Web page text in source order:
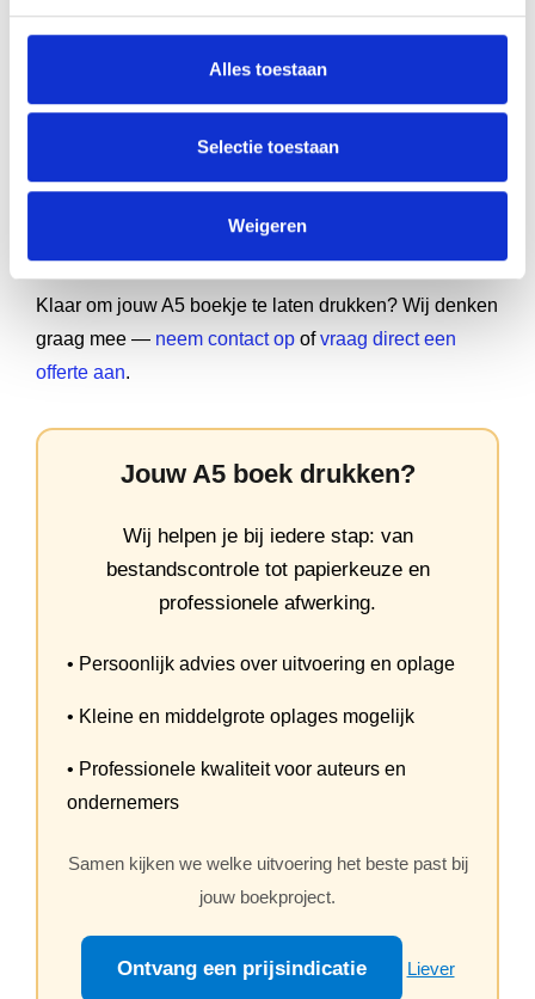
Alles toestaan
Selectie toestaan
Weigeren
graag om van jouw boekendroom werkelijkheid te
Heb je plannen voor je eigen A5 boekje maar weet je
niet goed waar je moet beginnen? Wij helpen je van
boek maken,boek opmaken
Klaar om jouw A5 boekje te laten drukken? Wij denken
graag mee — neem contact op ofvraag direct een
offerte aan.
Jouw A5 boek drukken?
Wij helpen je bij iedere stap: van
bestandscontrole tot papierkeuze en
professionele afwerking.
• Persoonlijk advies over uitvoering en oplage
• Kleine en middelgrote oplages mogelijk
• Professionele kwaliteit voor auteurs en
ondernemers
Samen kijken we welke uitvoering het beste past bij
jouw boekproject.
Ontvang een prijsindicatie Liever